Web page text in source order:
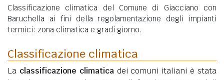
Classificazione climatica del Comune di Giacciano con
Baruchella ai fini della regolamentazione degli impianti
termici: zona climatica e gradi giorno.
Classificazione climatica
La classificazione climaticadei comuni italiani è stata